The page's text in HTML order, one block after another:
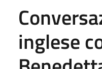
inglese